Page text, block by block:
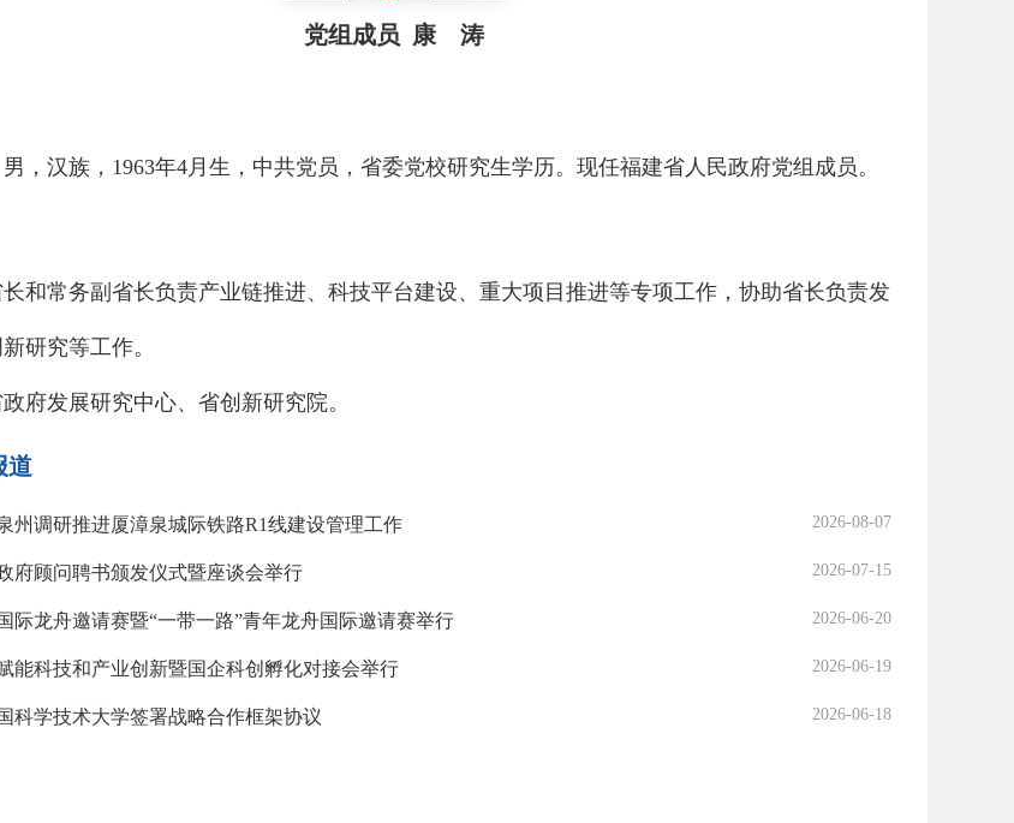
党组成员 康 涛
汉族，1963年4月生，中共党员，省委党校研究生学历。现任福建省人民政府党组成员。
常务副省长负责产业链推进、科技平台建设、重大项目推进等专项工作，协助省长负责发
研究等工作。
发展研究中心、省创新研究院。
道
2026-08-07
州调研推进厦漳泉城际铁路R1线建设管理工作
2026-07-15
府顾问聘书颁发仪式暨座谈会举行
2026-06-20
际龙舟邀请赛暨“一带一路”青年龙舟国际邀请赛举行
2026-06-19
能科技和产业创新暨国企科创孵化对接会举行
2026-06-18
科学技术大学签署战略合作框架协议